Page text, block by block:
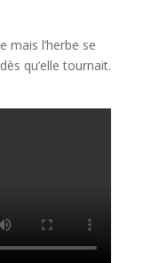
mais l’herbe se
qu’elle tournait.